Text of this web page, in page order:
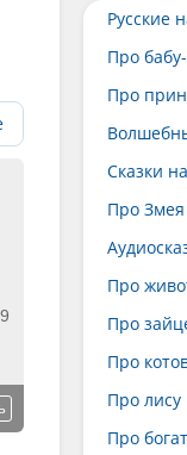
Русские
Про
Про
Сказки
Про
Про
Про
Про
Про лису
Про